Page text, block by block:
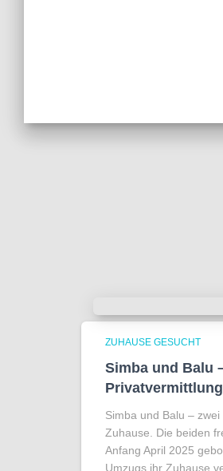
ZUHAUSE GESUCHT
Simba und Balu
Privatvermittlung
Simba und Balu –
Zuhause. Die beiden
Anfang April 2025
Umzugs ihr Zuhause